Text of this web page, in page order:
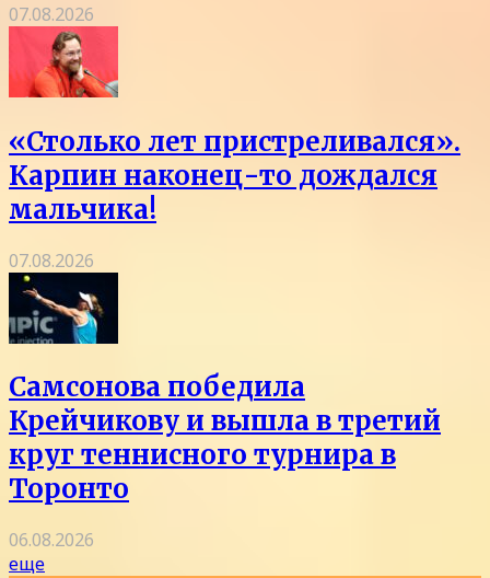
07.08.2026
«Столько лет пристреливался».
Карпин наконец-то дождался
мальчика!
07.08.2026
Самсонова победила
Крейчикову и вышла в третий
круг теннисного турнира в
Торонто
06.08.2026
еще